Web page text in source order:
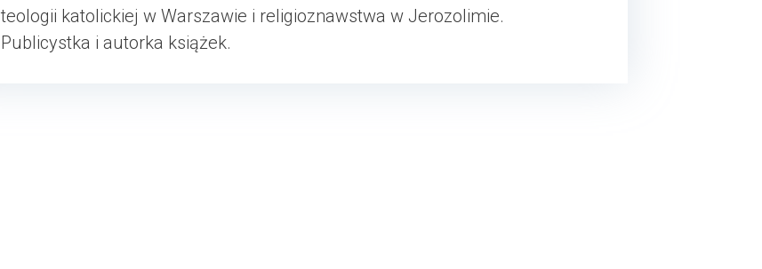
teologii katolickiej w Warszawie i religioznawstwa w Jerozolimie.
Publicystka i autorka książek.